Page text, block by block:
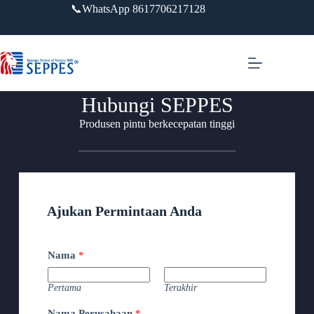
📞WhatsApp 8617706217128
Hubungi SEPPES
Produsen pintu berkecepatan tinggi
Ajukan Permintaan Anda
Nama *
Pertama Terakhir